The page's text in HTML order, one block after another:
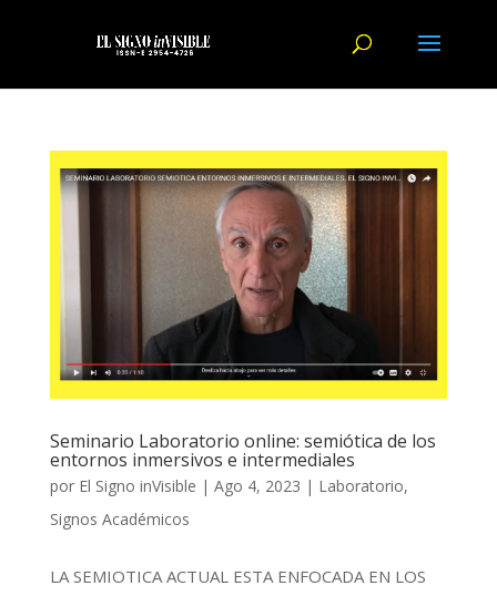
Seminario Laboratorio online: semiótica de los
entornos inmersivos e intermediales
por El Signo inVisible | Ago 4, 2023 | Laboratorio,
Signos Académicos
LA SEMIOTICA ACTUAL ESTA ENFOCADA EN LOS